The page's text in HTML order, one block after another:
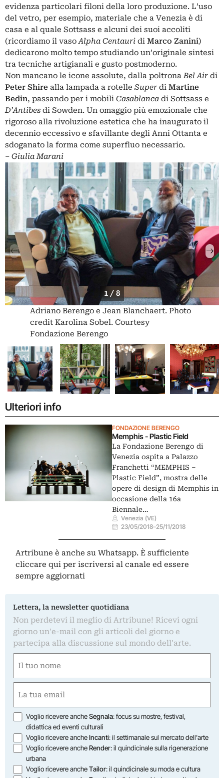
evidenza particolari filoni della loro produzione. L’uso
del vetro, per esempio, materiale che a Venezia è di
casa e al quale Sottsass e alcuni dei suoi accoliti
(ricordiamo il vaso Alpha Centauri di Marco Zanini)
dedicarono molto tempo studiando un’originale sintesi
tra tecniche artigianali e gusto postmoderno.
Non mancano le icone assolute, dalla poltrona Bel Air di
Peter Shire alla lampada a rotelle Super di Martine
Bedin, passando per i mobili Casablanca di Sottsass e
D’Antibes di Sowden. Un omaggio più emozionale che
rigoroso alla rivoluzione estetica che ha inaugurato il
decennio eccessivo e sfavillante degli Anni Ottanta e
sdoganato la forma come superfluo necessario.
– Giulia Marani
1 / 8
Adriano Berengo e Jean Blanchaert. Photo
credit Karolina Sobel. Courtesy
Fondazione Berengo
Ulteriori info
FONDAZIONE BERENGO
Memphis - Plastic Field
La Fondazione Berengo di
Venezia ospita a Palazzo
Franchetti “MEMPHIS –
Plastic Field”, mostra delle
opere di design di Memphis in
occasione della 16a
Biennale…
Venezia (VE)
23/05/2018–25/11/2018
Artribune è anche su Whatsapp. È sufficiente
cliccare qui per iscriversi al canale ed essere
sempre aggiornati
Lettera, la newsletter quotidiana
Non perdetevi il meglio di Artribune! Ricevi ogni
giorno un'e-mail con gli articoli del giorno e
partecipa alla discussione sul mondo dell'arte.
(Obbligatorio)
Nome
(Obbligatorio)
Opzioni
Voglio ricevere ancheSegnala: focus su mostre, festival,
didattica ed eventi culturali
Voglio ricevere ancheIncanti: il settimanale sul mercato dell'arte
Voglio ricevere ancheRender: il quindicinale sulla rigenerazione
urbana
Voglio ricevere ancheTailor: il quindicinale su moda e cultura